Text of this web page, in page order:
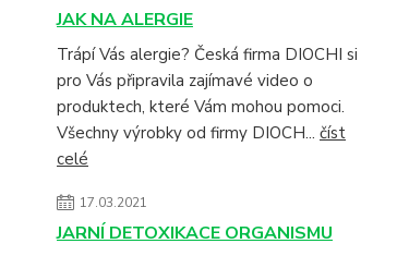
JAK NA ALERGIE
Trápí Vás alergie? Česká firma DIOCHI si
pro Vás připravila zajímavé video o
produktech, které Vám mohou pomoci.
Všechny výrobky od firmy DIOCH... číst
celé
17.03.2021
JARNÍ DETOXIKACE ORGANISMU